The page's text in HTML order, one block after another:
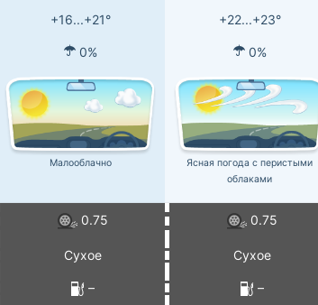
+16...+21° +22...+23°
0% 0%
Малооблачно
Ясная погода с перистыми
облаками
0.75 0.75
Сухое Сухое
– –